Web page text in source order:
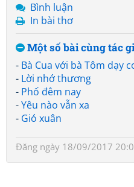
Bình luận
In bài thơ
Một số bài cùng tác
- Bà Cua với bà Tôm dạy
- Lời nhớ thương
- Phố đêm nay
-Yêu nào vẫn xa
- Gió xuân
Đăng ngày 18/09/2017